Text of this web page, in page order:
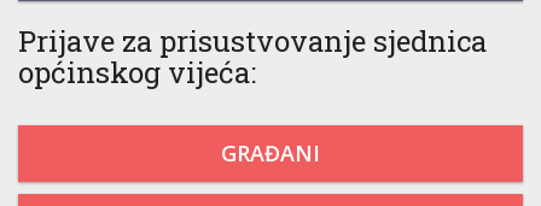
Prijave za prisustvovanje sjednica
općinskog vijeća:
GRAĐANI